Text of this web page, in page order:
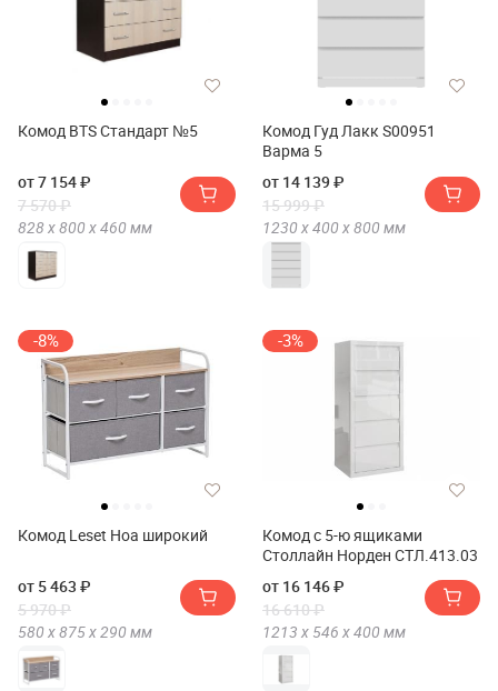
Комод BTS Стандарт №5
от 7 154 ₽
7 570 ₽
828 х800 х460 мм
Комод Гуд Лакк S00951
Варма 5
от 14 139 ₽
15 999 ₽
1230 х400 х800 мм
-8%
Комод Leset Ноа широкий
от 5 463 ₽
5 970 ₽
580 х875 х290 мм
-3%
Комод с 5-ю ящиками
Столлайн Норден СТЛ.413.03
от 16 146 ₽
16 610 ₽
1213 х 546 х400 мм